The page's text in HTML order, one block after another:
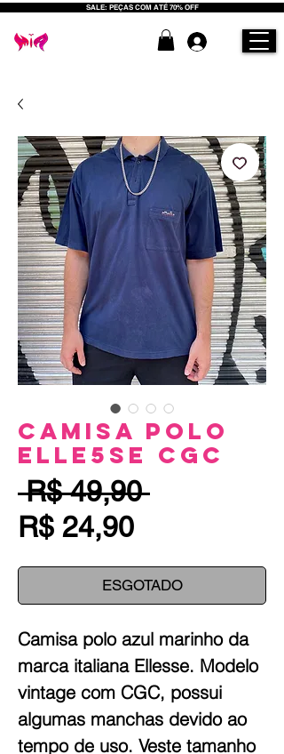
SALE: PEÇAS COM ATÉ 70% OFF
Camisa Polo
Elle5se CGC
R$ 49,90 Preço
R$ 24,90Preço
promocional
ESGOTADO
Camisa polo azul marinho da
marca italiana Ellesse. Modelo
vintage com CGC, possui
algumas manchas devido ao
tempo de uso. Veste tamanho